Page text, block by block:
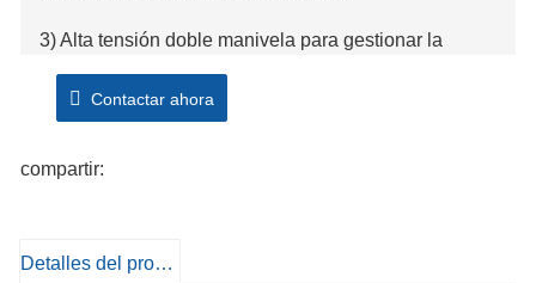
3) Alta tensión doble manivela para gestionar la
4) Correr en una excesiva automatización e
Contactar ahora
compartir:
Detalles del producto